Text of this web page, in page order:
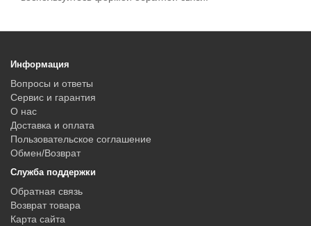
Информация
Вопросы и ответы
Сервис и гарантия
О нас
Доставка и оплата
Пользовательское соглашение
Обмен/Возврат
Служба поддержки
Обратная связь
Возврат товара
Карта сайта